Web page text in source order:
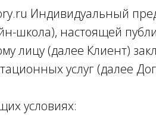
Индивидуальный
школа), настоящей
лицу (далее Клиент)
услуг (далее
условиях: